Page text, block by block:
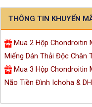
THÔNG TIN KHUYẾN
Mua 2 Hộp Chondroitin
Miếng Dán Thải Độc Chân
Mua 3 Hộp Chondroitin
Não Tiền Đình Ichoha &